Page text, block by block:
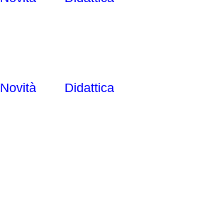
Novità Didattica